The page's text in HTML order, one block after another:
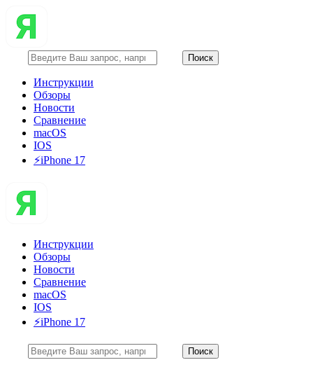
Инструкции
Обзоры
Новости
Сравнение
macOS
IOS
⚡️iPhone 17
Инструкции
Обзоры
Новости
Сравнение
macOS
IOS
⚡️iPhone 17